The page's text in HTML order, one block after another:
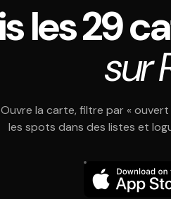
les 29
sur
Ouvre la carte, filtre par «
les spots dans des listes et